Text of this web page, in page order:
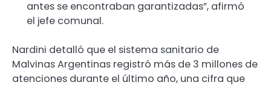
antes se encontraban garantizadas”, afirmó
el jefe comunal.
Nardini detalló que el sistema sanitario de
Malvinas Argentinas registró más de 3 millones de
atenciones durante el último año, una cifra que